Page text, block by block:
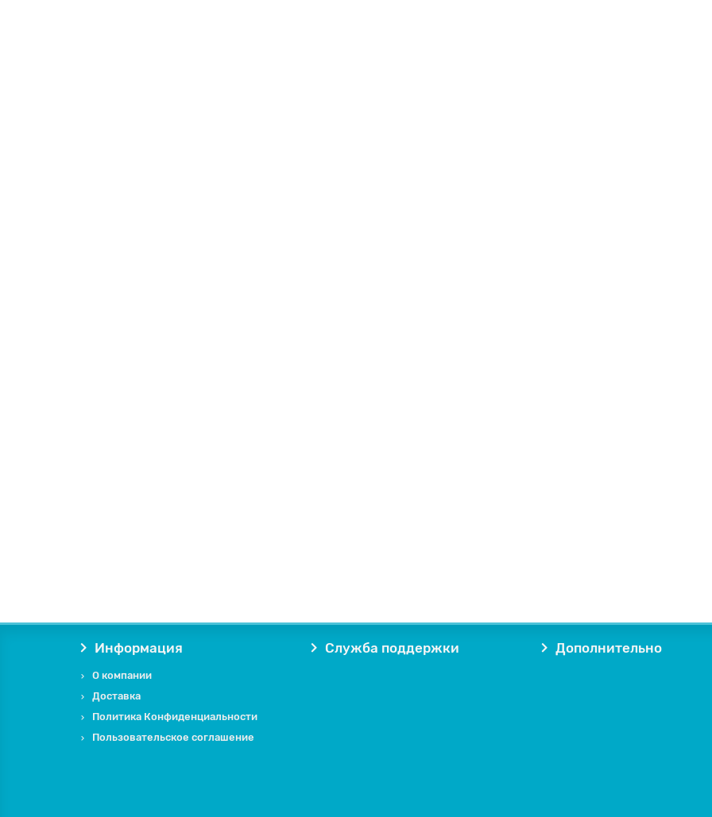
Информация
О компании
Доставка
Политика Конфиденциальности
Пользовательское соглашение
Служба поддержки Дополнительно